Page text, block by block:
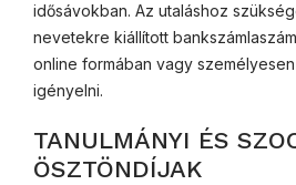
idősávokban. Az utaláshoz
nevetekre kiállított
online formában vagy
igényelni.
TANULMÁNYI ÉS
ÖSZTÖNDÍJAK